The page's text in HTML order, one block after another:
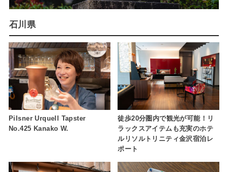
石川県
Pilsner Urquell Tapster
No.425 Kanako W.
徒歩20分圏内で観光が可能！リ
ラックスアイテムも充実のホテ
ルリソルトリニティ金沢宿泊レ
ポート